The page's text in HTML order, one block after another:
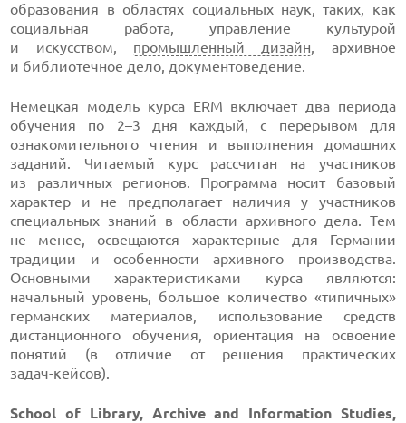
образования в областях социальных наук, таких, как
социальная работа, управление культурой
и искусством, промышленный дизайн, архивное
и библиотечное дело, документоведение.
Немецкая модель курса ERM включает два периода
обучения по 2–3 дня каждый, с перерывом для
ознакомительного чтения и выполнения домашних
заданий. Читаемый курс рассчитан на участников
из различных регионов. Программа носит базовый
характер и не предполагает наличия у участников
специальных знаний в области архивного дела. Тем
не менее, освещаются характерные для Германии
традиции и особенности архивного производства.
Основными характеристиками курса являются:
начальный уровень, большое количество «типичных»
германских материалов, использование средств
дистанционного обучения, ориентация на освоение
понятий (в отличие от решения практических
задач-кейсов).
School of Library, Archive and Information Studies,